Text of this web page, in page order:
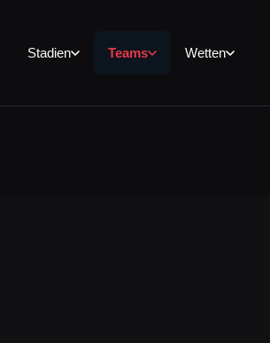
Stadien Teams Wetten